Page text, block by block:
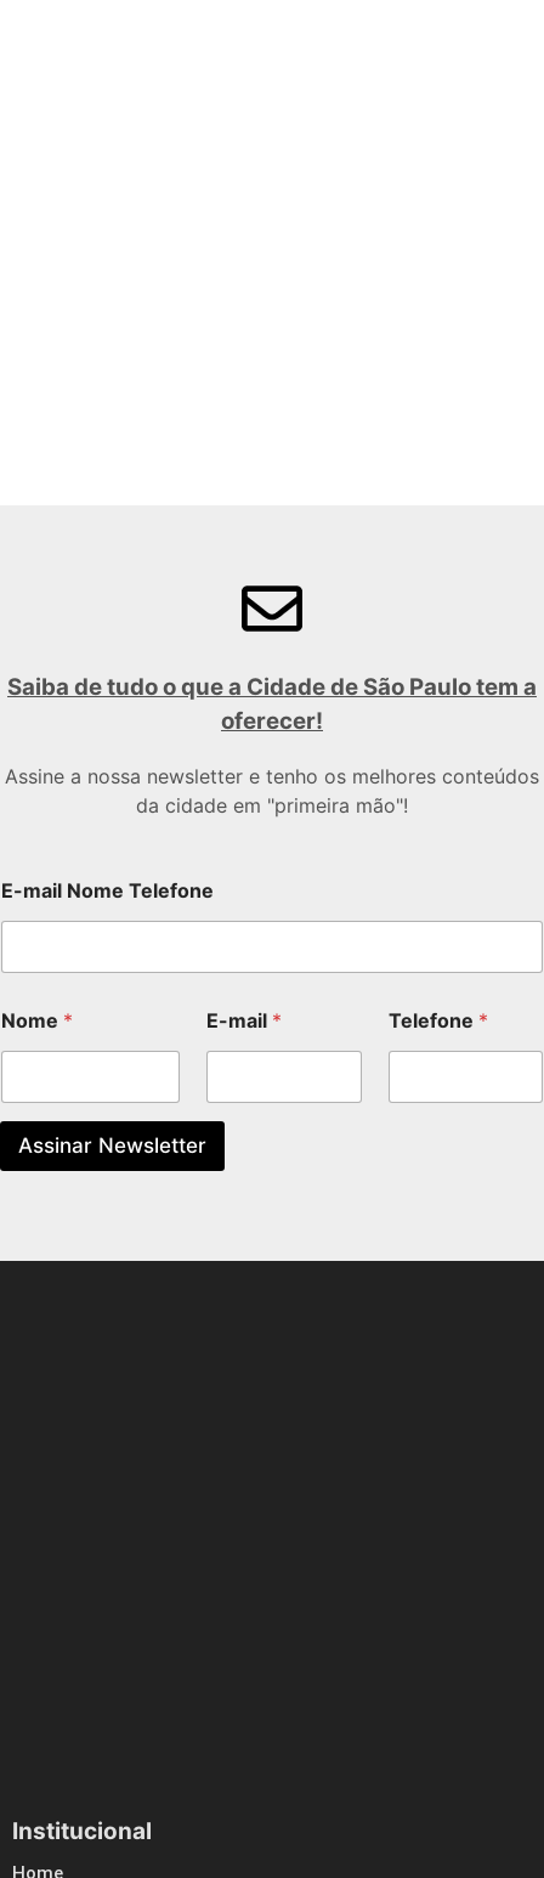
Saiba de tudo o que a Cidade de São Paulo tem a
oferecer!
Assine a nossa newsletter e tenho os melhores conteúdos
da cidade em "primeira mão"!
E-mail Nome Telefone
Nome * E-mail * Telefone *
Assinar Newsletter
Institucional
Home